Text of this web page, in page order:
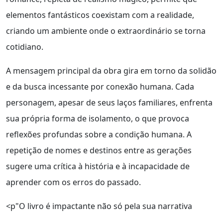
elementos fantásticos coexistam com a realidade,
criando um ambiente onde o extraordinário se torna
cotidiano.
A mensagem principal da obra gira em torno da solidão
e da busca incessante por conexão humana. Cada
personagem, apesar de seus laços familiares, enfrenta
sua própria forma de isolamento, o que provoca
reflexões profundas sobre a condição humana. A
repetição de nomes e destinos entre as gerações
sugere uma crítica à história e à incapacidade de
aprender com os erros do passado.
<p"O livro é impactante não só pela sua narrativa